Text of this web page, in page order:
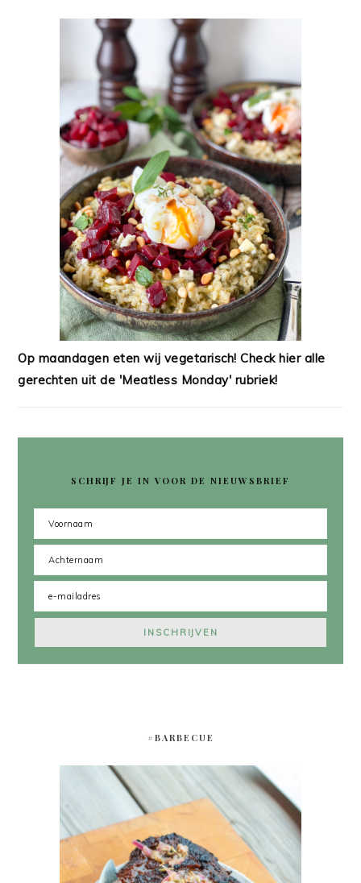
Op maandagen eten wij vegetarisch! Check hier alle
gerechten uit de 'Meatless Monday' rubriek!
SCHRIJF JE IN VOOR DE NIEUWSBRIEF
#BARBECUE